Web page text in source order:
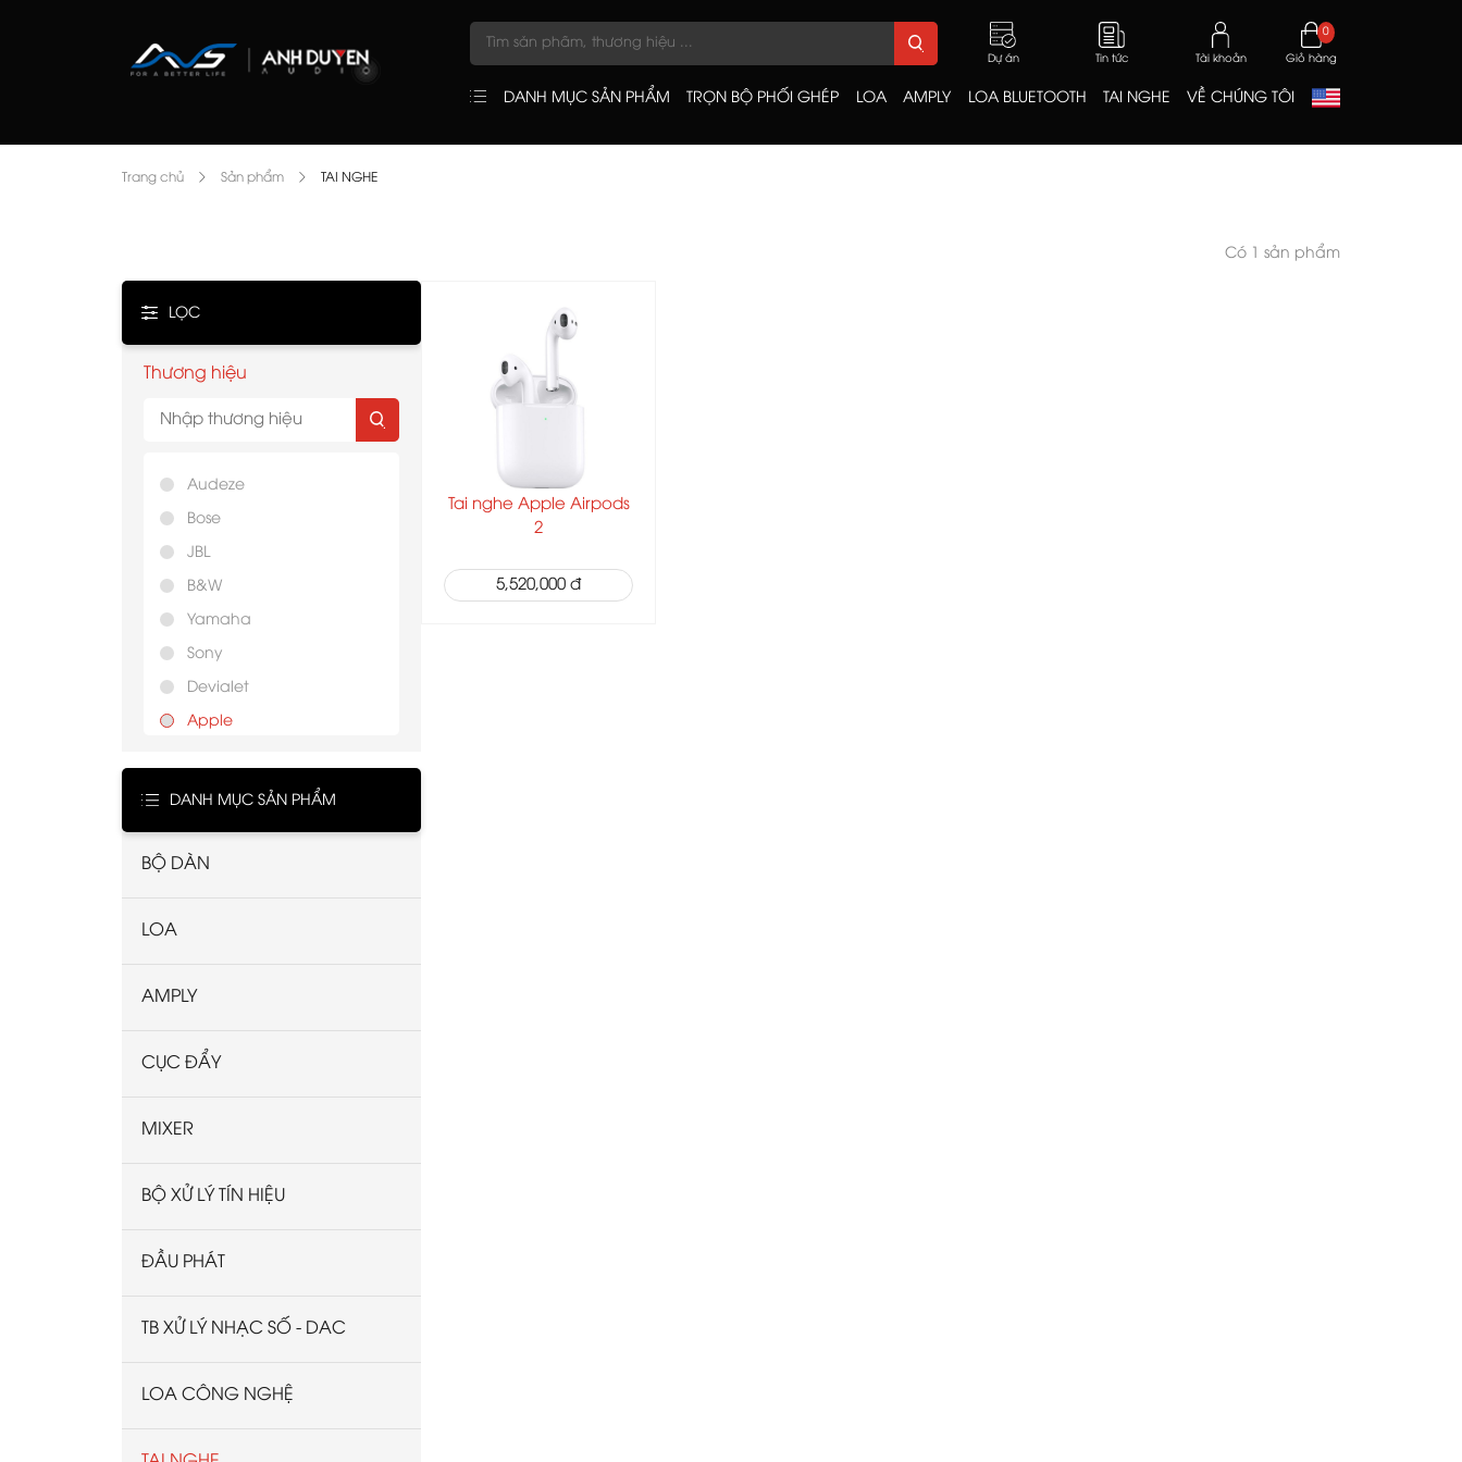
Dự án Tin tức Tài khoản Giỏ hàng
0
DANH MỤC SẢN PHẨM TRỌN BỘ PHỐI GHÉP LOA AMPLY LOA BLUETOOTH TAI NGHE VỀ CHÚNG TÔI
Trang chủ Sản phẩm TAI NGHE
LỌC
Thương hiệu
Audeze
Bose
JBL
B&W
Yamaha
Sony
Devialet
Apple
Marshall
audio-technica
DANH MỤC SẢN PHẨM
BỘ DÀN
LOA
AMPLY
CỤC ĐẨY
MIXER
BỘ XỬ LÝ TÍN HIỆU
ĐẦU PHÁT
TB XỬ LÝ NHẠC SỐ - DAC
LOA CÔNG NGHỆ
Có 1 sản phẩm
Tai nghe Apple Airpods
2
5,520,000 đ